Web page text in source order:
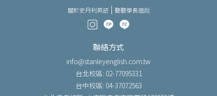
關於史丹利英語 聽聽學長姐說
聯絡方式
info@stanleyenglish.com.tw
台北校區: 02-77095331
台中校區: 04-37072563